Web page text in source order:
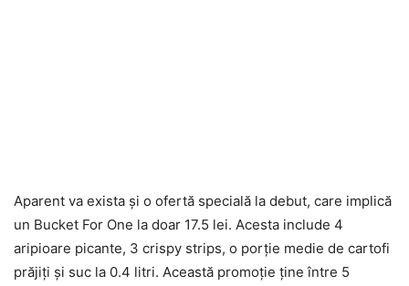
Aparent va exista şi o ofertă specială la debut, care implică
un Bucket For One la doar 17.5 lei. Acesta include 4
aripioare picante, 3 crispy strips, o porţie medie de cartofi
prăjiţi şi suc la 0.4 litri. Această promoţie ţine între 5